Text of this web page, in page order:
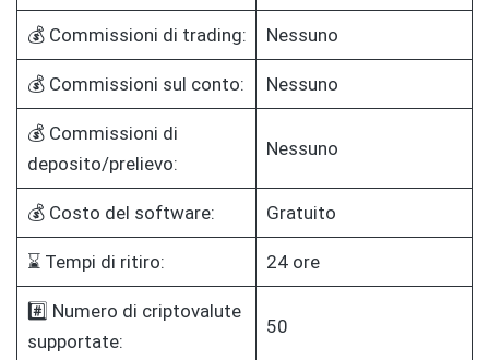
💰 Commissioni di trading: Nessuno
💰 Commissioni sul conto: Nessuno
💰 Commissioni di
deposito/prelievo:
Nessuno
💰 Costo del software: Gratuito
⌛ Tempi di ritiro: 24 ore
#️⃣ Numero di criptovalute
supportate:
50